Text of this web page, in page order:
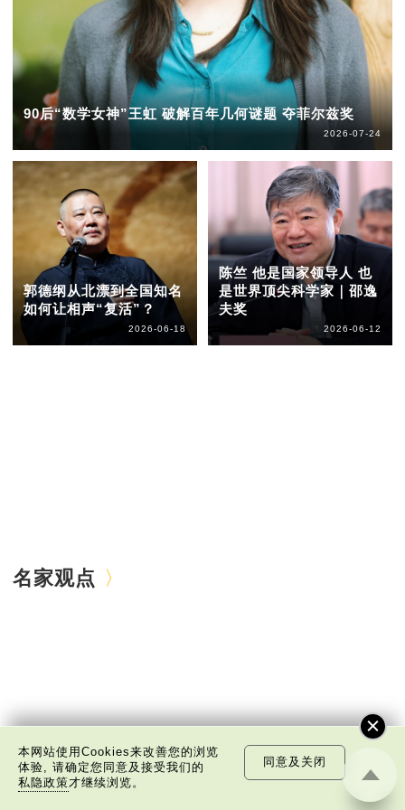
90后“数学女神”王虹 破解百年几何谜题 夺菲尔兹奖
2026-07-24
郭德纲从北漂到全国知名
如何让相声“复活”？
2026-06-18
陈竺 他是国家领导人 也
是世界顶尖科学家｜邵逸
夫奖
2026-06-12
名家观点
本网站使用Cookies来改善您的浏览
体验, 请确定您同意及接受我们的
私隐政策才继续浏览。
同意及关闭